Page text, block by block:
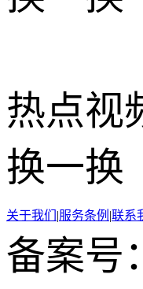
热点视
换一换
关于我们 |服务条例 |联系
备案号：